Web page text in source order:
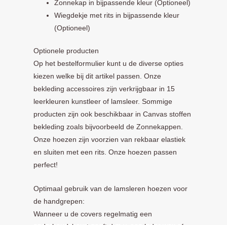
Zonnekap in bijpassende kleur (Optioneel)
Wiegdekje met rits in bijpassende kleur
(Optioneel)
Optionele producten
Op het bestelformulier kunt u de diverse opties
kiezen welke bij dit artikel passen. Onze
bekleding accessoires zijn verkrijgbaar in 15
leerkleuren kunstleer of lamsleer. Sommige
producten zijn ook beschikbaar in Canvas stoffen
bekleding zoals bijvoorbeeld de Zonnekappen.
Onze hoezen zijn voorzien van rekbaar elastiek
en sluiten met een rits. Onze hoezen passen
perfect!
Optimaal gebruik van de lamsleren hoezen voor
de handgrepen:
Wanneer u de covers regelmatig een